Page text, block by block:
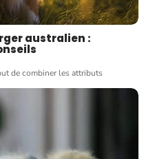
australien :
de combiner les attributs